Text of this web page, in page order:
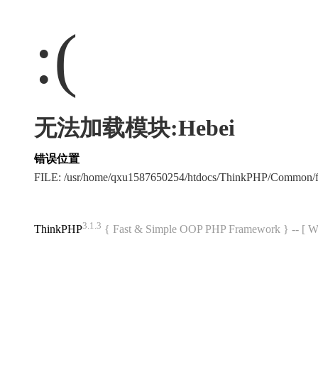
:(
无法加载模块:Hebei
错误位置
FILE: /usr/home/qxu1587650254/htdocs/ThinkPHP/
ThinkPHP3.1.3 { Fast & Simple OOP PHP Framework } -- [